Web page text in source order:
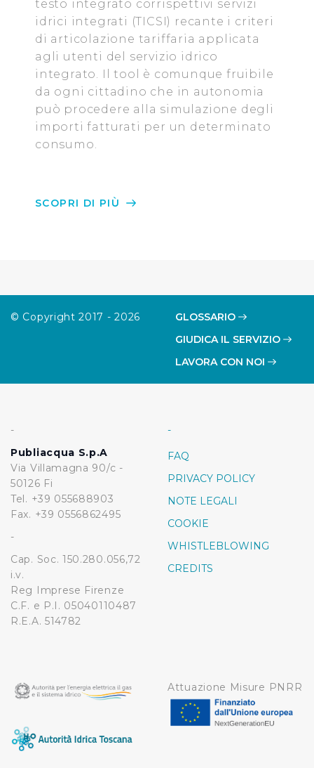
testo integrato corrispettivi servizi
idrici integrati (TICSI) recante i criteri
di articolazione tariffaria applicata
agli utenti del servizio idrico
integrato. Il tool è comunque fruibile
da ogni cittadino che in autonomia
può procedere alla simulazione degli
importi fatturati per un determinato
consumo.
SCOPRI DI PIÙ
© Copyright 2017 - 2026
GLOSSARIO
GIUDICA IL SERVIZIO
LAVORA CON NOI
-
Publiacqua S.p.A
Via Villamagna 90/c -
50126 Fi
Tel. +39 055688903
Fax. +39 0556862495
-
Cap. Soc. 150.280.056,72
i.v.
Reg Imprese Firenze
C.F. e P.I. 05040110487
R.E.A. 514782
-
FAQ
PRIVACY POLICY
NOTE LEGALI
COOKIE
WHISTLEBLOWING
CREDITS
Attuazione Misure PNRR